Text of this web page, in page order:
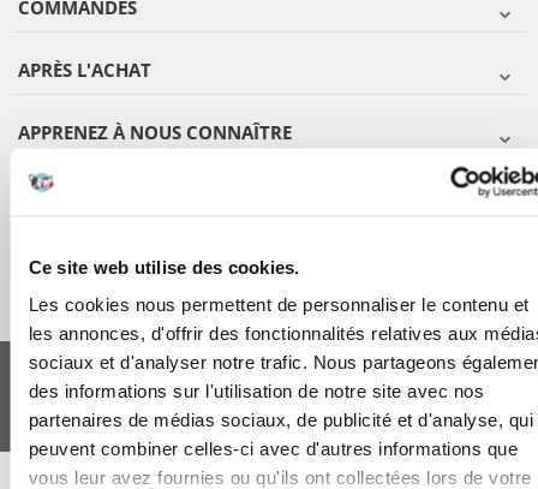
Ce site web utilise des cookies.
Les cookies nous permettent de personnaliser le contenu et
les annonces, d'offrir des fonctionnalités relatives aux
sociaux et d'analyser notre trafic. Nous partageons
des informations sur l'utilisation de notre site avec nos
partenaires de médias sociaux, de publicité et d'analyse, qui
peuvent combiner celles-ci avec d'autres informations que
vous leur avez fournies ou qu'ils ont collectées lors de votre
COMMANDES
APRÈS L'ACHAT
APPRENEZ À NOUS CONNAÎTRE
FERA 24 UG Sede legale: Blankenfelder Dorfstraße 94 15827 Blankenfelde-
Mahlow (Germania) - P.IVA DE317667035
*Tous les prix incluent la TVA / plus l'expédition
© 2024-2026 FERA 24 UG.
FERA INTERNATIONAL: